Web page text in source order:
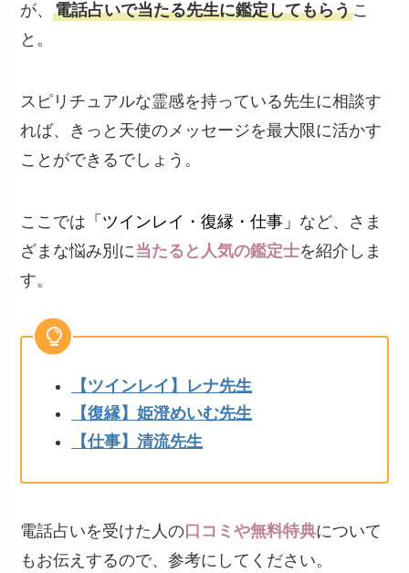
が、電話占いで当たる先生に鑑定してもらうこ
と。
スピリチュアルな霊感を持っている先生に相談す
れば、きっと天使のメッセージを最大限に活かす
ことができるでしょう。
ここでは 「ツインレイ・復縁・仕事」 など、さま
ざまな悩み別に当たると人気の鑑定士を紹介しま
す。
【ツインレイ】レナ先生
【復縁】姫澄めいむ先生
【仕事】清流先生
電話占いを受けた人の 口コミや無料特典について
もお伝えするので、参考にしてください。